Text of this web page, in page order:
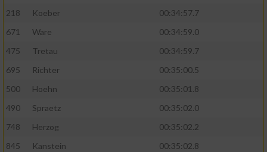
218
Koeber
00:34:57.7
671
Ware
00:34:59.0
475
Tretau
00:34:59.7
695
Richter
00:35:00.5
500
Hoehn
00:35:01.8
490
Spraetz
00:35:02.0
748
Herzog
00:35:02.2
845
Kanstein
00:35:02.8